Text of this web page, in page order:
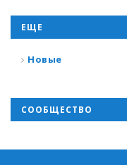
ЕЩЕ
Новые
СООБЩЕСТВО